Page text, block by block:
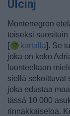
Ulcinj
Montenegron
toiseksi suosituin
[
kartalla]. Se
joka on koko
luonteeltaan
siellä sekoittuvat
joka edustaa
tässä 10 000
rinnakkaiseloa.